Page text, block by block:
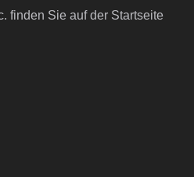
finden Sie auf der Startseite